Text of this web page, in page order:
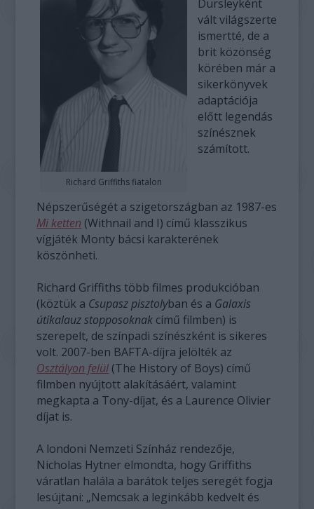
Richard Griffiths fiatalon
Dursleyként
vált világszerte
ismertté, de a
brit közönség
körében már a
sikerkönyvek
adaptációja
előtt legendás
színésznek
számított.
Népszerűségét a szigetországban az 1987-es
Mi ketten (Withnail and I) című klasszikus
vígjáték Monty bácsi karakterének
köszönheti.
Richard Griffiths több filmes produkcióban
(köztük a Csupasz pisztolyban és a Galaxis
útikalauz stopposoknak című filmben) is
szerepelt, de színpadi színészként is sikeres
volt. 2007-ben BAFTA-díjra jelölték az
Osztályon felül (The History of Boys) című
filmben nyújtott alakításáért, valamint
megkapta a Tony-díjat, és a Laurence Olivier
díjat is.
A londoni Nemzeti Színház rendezője,
Nicholas Hytner elmondta, hogy Griffiths
váratlan halála a barátok teljes seregét fogja
lesújtani: „Nemcsak a leginkább kedvelt és